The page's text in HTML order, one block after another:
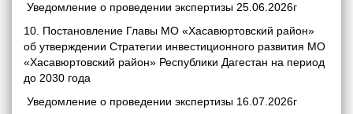
Уведомление о проведении экспертизы 25.06.2026г
10. Постановление Главы МО «Хасавюртовский район»
об утверждении Стратегии инвестиционного развития МО
«Хасавюртовский район» Республики Дагестан на период
до 2030 года
Уведомление о проведении экспертизы 16.07.2026г